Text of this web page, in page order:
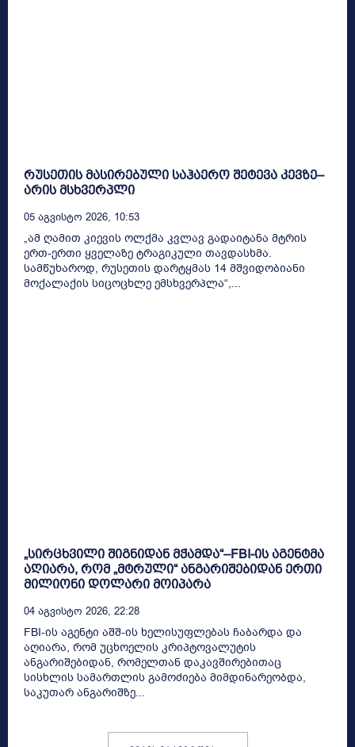
რუსეთის მასირებული საჰაერო შეტევა კევზე–
არის მსხვერპლი
05 Აგვისტო 2026, 10:53
„ამ ღამით კიევის ოლქმა კვლავ გადაიტანა მტრის
ერთ-ერთი ყველაზე ტრაგიკული თავდასხმა.
სამწუხაროდ, რუსეთის დარტყმას 14 მშვიდობიანი
მოქალაქის სიცოცხლე ემსხვერპლა“,...
„სირცხვილი შიგნიდან მჭამდა“–FBI-ის აგენტმა
აღიარა, რომ „მტრული“ ანგარიშებიდან ერთი
მილიონი დოლარი მოიპარა
04 Აგვისტო 2026, 22:28
FBI-ის აგენტი აშშ-ის ხელისუფლებას ჩაბარდა და
აღიარა, რომ უცხოელის კრიპტოვალუტის
ანგარიშებიდან, რომელთან დაკავშირებითაც
სისხლის სამართლის გამოძიება მიმდინარეობდა,
საკუთარ ანგარიშზე...